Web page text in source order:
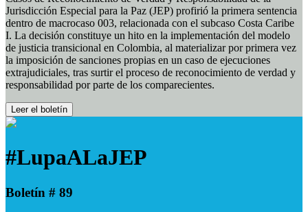
Jurisdicción Especial para la Paz (JEP) profirió la primera sentencia
dentro de macrocaso 003, relacionada con el subcaso Costa Caribe
I. La decisión constituye un hito en la implementación del modelo
de justicia transicional en Colombia, al materializar por primera vez
la imposición de sanciones propias en un caso de ejecuciones
extrajudiciales, tras surtir el proceso de reconocimiento de verdad y
responsabilidad por parte de los comparecientes.
Leer el boletín
#LupaALaJEP
Boletín # 89